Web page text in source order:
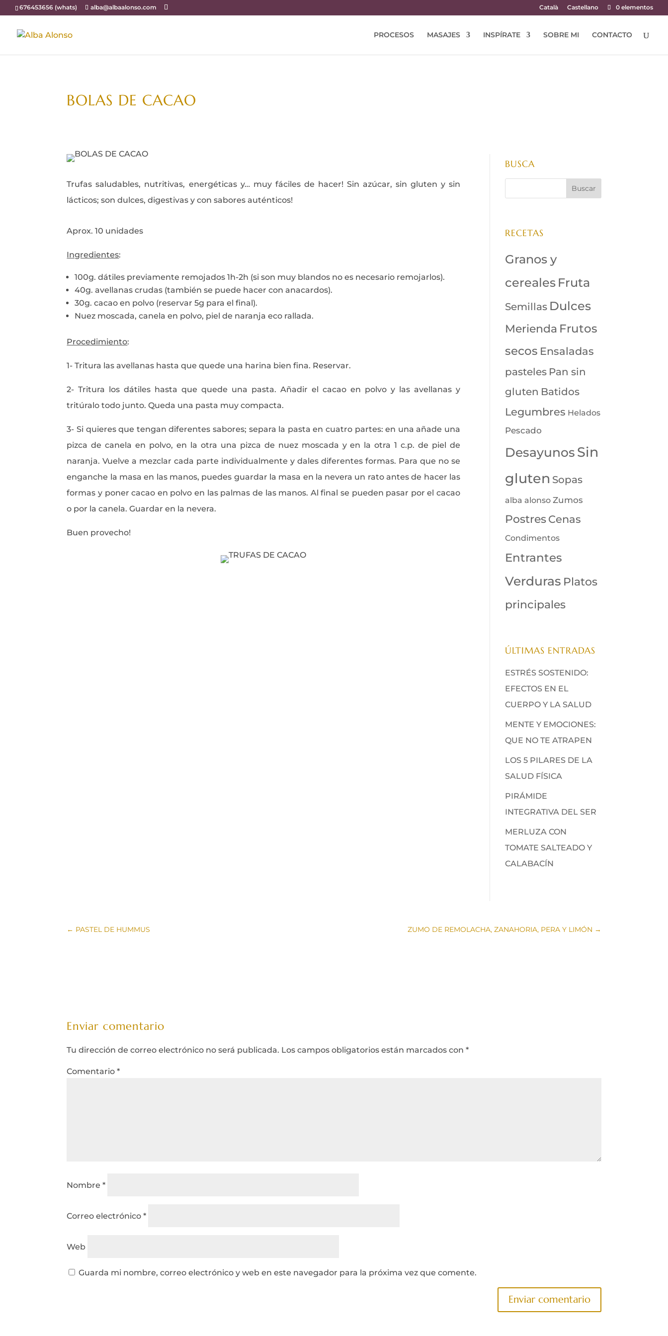
676453656 (whats) alba@albaalonso.com Català Castellano 0 elementos
PROCESOS MASAJES INSPÍRATE SOBRE MI CONTACTO
BOLAS DE CACAO
Trufas saludables, nutritivas, energéticas y… muy fáciles de hacer! Sin azúcar, sin gluten y sin
lácticos; son dulces, digestivas y con sabores auténticos!
Aprox. 10 unidades
Ingredientes:
100g. dátiles previamente remojados 1h-2h (si son muy blandos no es necesario remojarlos).
40g. avellanas crudas (también se puede hacer con anacardos).
30g. cacao en polvo (reservar 5g para el final).
Nuez moscada, canela en polvo, piel de naranja eco rallada.
Procedimiento:
1- Tritura las avellanas hasta que quede una harina bien fina. Reservar.
2- Tritura los dátiles hasta que quede una pasta. Añadir el cacao en polvo y las avellanas y
tritúralo todo junto. Queda una pasta muy compacta.
3- Si quieres que tengan diferentes sabores; separa la pasta en cuatro partes: en una añade una
pizca de canela en polvo, en la otra una pizca de nuez moscada y en la otra 1 c.p. de piel de
naranja. Vuelve a mezclar cada parte individualmente y dales diferentes formas. Para que no se
enganche la masa en las manos, puedes guardar la masa en la nevera un rato antes de hacer las
formas y poner cacao en polvo en las palmas de las manos. Al final se pueden pasar por el cacao
o por la canela. Guardar en la nevera.
Buen provecho!
BUSCA
RECETAS
Granos y
cereales Fruta
Semillas Dulces
Merienda Frutos
secos Ensaladas
pasteles Pan sin
gluten Batidos
Legumbres Helados
Pescado
Desayunos Sin
gluten Sopas
alba alonso Zumos
Postres Cenas
Condimentos
Entrantes
Verduras Platos
principales
ÚLTIMAS ENTRADAS
ESTRÉS SOSTENIDO:
EFECTOS EN EL
CUERPO Y LA SALUD
MENTE Y EMOCIONES:
QUE NO TE ATRAPEN
LOS 5 PILARES DE LA
SALUD FÍSICA
PIRÁMIDE
INTEGRATIVA DEL SER
MERLUZA CON
TOMATE SALTEADO Y
CALABACÍN
← PASTEL DE HUMMUS ZUMO DE REMOLACHA, ZANAHORIA, PERA Y LIMÓN →
Enviar comentario
Tu dirección de correo electrónico no será publicada. Los campos obligatorios están marcados con*
Comentario*
Nombre*
Correo electrónico*
Web
Guarda mi nombre, correo electrónico y web en este navegador para la próxima vez que comente.